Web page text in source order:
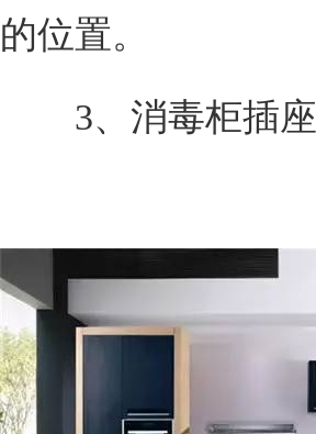
的位置。
3、消毒柜插座